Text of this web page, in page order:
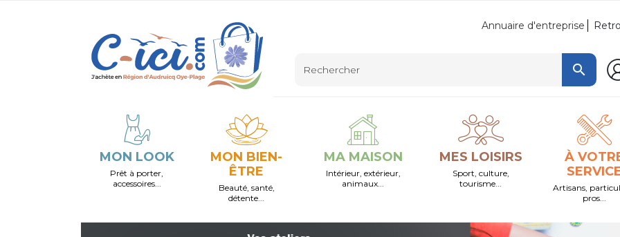
Annuaire d'entreprise

MON LOOK
Prêt à porter,
accessoires...
MON BIEN-
ÊTRE
Beauté, santé,
détente...
MA MAISON
Intérieur, extérieur,
animaux...
MES LOISIRS
Sport, culture,
tourisme...
À
Artisans,
pros...